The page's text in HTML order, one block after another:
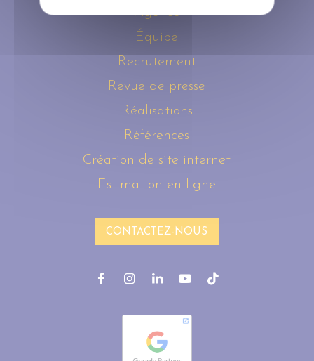
Agence
Équipe
Recrutement
Revue de presse
Réalisations
Références
Création de site internet
Estimation en ligne
CONTACTEZ-NOUS